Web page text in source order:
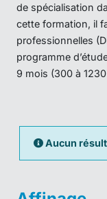
de spécialisation
cette formation, il
professionnelles
programme
9 mois (300 à
Aucun